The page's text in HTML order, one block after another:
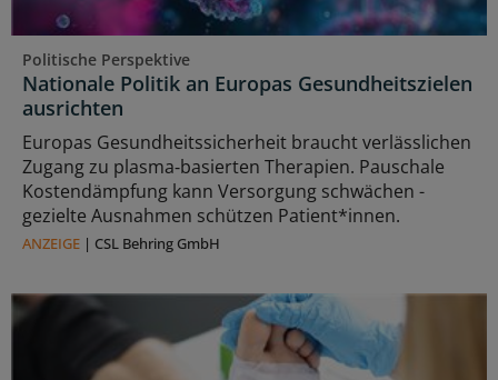
Politische Perspektive
Nationale Politik an Europas Gesundheitszielen
ausrichten
Europas Gesundheitssicherheit braucht verlässlichen
Zugang zu plasma‑basierten Therapien. Pauschale
Kostendämpfung kann Versorgung schwächen -
gezielte Ausnahmen schützen Patient*innen.
ANZEIGE | CSL Behring GmbH